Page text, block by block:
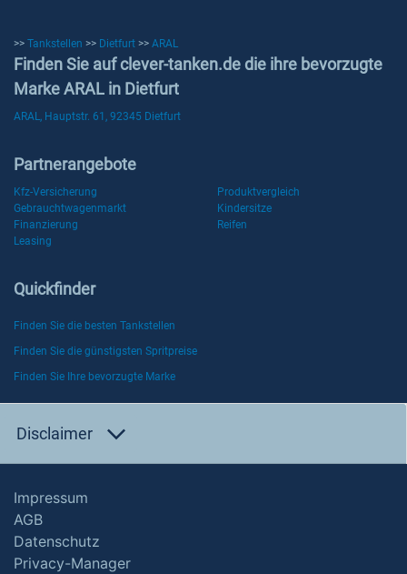
>> Tankstellen >> Dietfurt >> ARAL
Finden Sie auf clever-tanken.de die ihre bevorzugte
Marke ARAL in Dietfurt
ARAL, Hauptstr. 61, 92345 Dietfurt
Partnerangebote
Kfz-Versicherung
Produktvergleich
Gebrauchtwagenmarkt
Kindersitze
Finanzierung
Reifen
Leasing
Quickfinder
Finden Sie die besten Tankstellen
Finden Sie die günstigsten Spritpreise
Finden Sie Ihre bevorzugte Marke
Disclaimer
Impressum
AGB
Datenschutz
Privacy-Manager